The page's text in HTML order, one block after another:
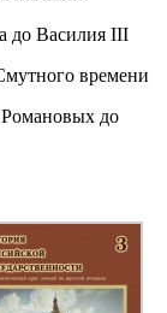
до Василия III
времени
Романовых до